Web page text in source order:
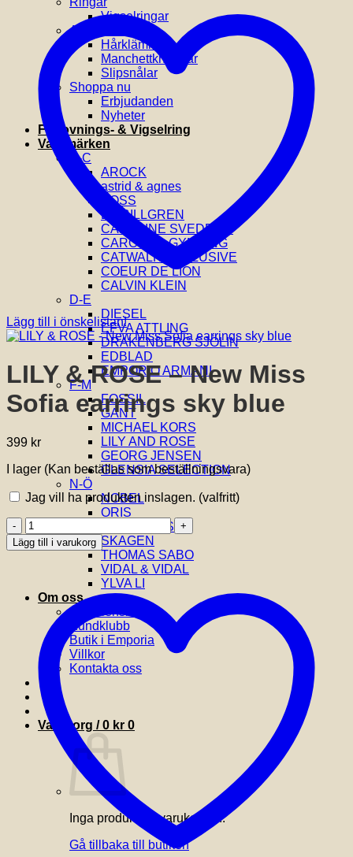
Vigselringar
Accessoarer
Hårklämmor
Manchettknappar
Slipsnålar
Shoppa nu
Erbjudanden
Nyheter
Förlovnings- & Vigselring
Varumärken
A-C
AROCK
astrid & agnes
BOSS
BY BILLGREN
CAROLINE SVEDBOM
CAROLINA GYNNING
CATWALK EXCLUSIVE
COEUR DE LION
CALVIN KLEIN
D-E
DIESEL
EFVA ATTLING
DRAKENBERG SJÖLIN
EDBLAD
EMPORIO ARMANI
F-M
FOSSIL
GANT
MICHAEL KORS
LILY AND ROSE
GEORG JENSEN
GLENSIA SELECTION
N-Ö
NOBEL
ORIS
SIF JAKOBS
SKAGEN
THOMAS SABO
VIDAL & VIDAL
YLVA LI
Om oss
Om Glensia
Kundklubb
Butik i Emporia
Villkor
Kontakta oss
Varukorg /0 kr 0
Inga produkter i varukorgen.
Gå tillbaka till butiken
Lägg till i önskelistan!
LILY & ROSE – New Miss
Sofia earrings sky blue
399 kr
I lager (Kan beställas som beställningsvara)
Jag vill ha produkten inslagen. (valfritt)
LILY
&
ROSE
Miss
earrings
blue
mängd
Lägg till i varukorg